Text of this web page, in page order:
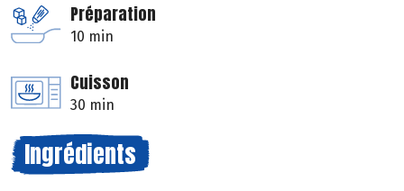
Préparation
10 min
Cuisson
30 min
Ingrédients